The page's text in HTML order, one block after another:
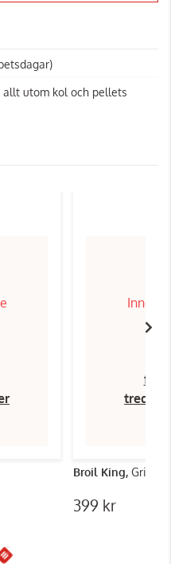
utom kol och pellets
Broil King,
399 kr